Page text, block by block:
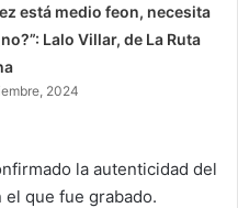
está medio feon, necesita
Lalo Villar, de La Ruta
2024
la autenticidad del
que fue grabado.